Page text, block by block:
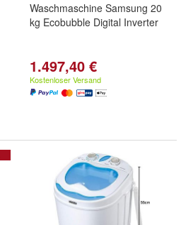
Waschmaschine Samsung 20
kg Ecobubble Digital Inverter
1.497,40 €
Kostenloser Versand